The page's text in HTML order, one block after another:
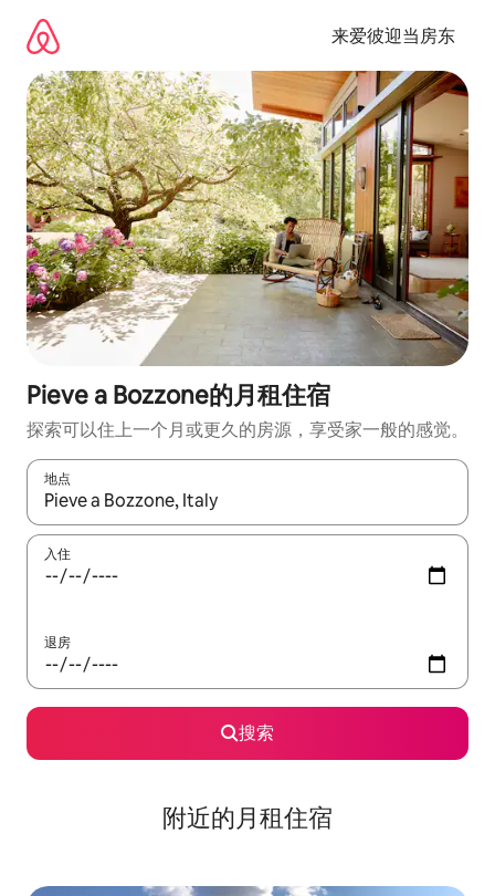
来爱彼迎当房东
Pieve a Bozzone的月租住宿
探索可以住上一个月或更久的房源，享受家一般的感觉。
地点
如有搜索结果，请使用上下方向键查看，或通过点击或滑动手势
入住
退房
搜索
附近的月租住宿